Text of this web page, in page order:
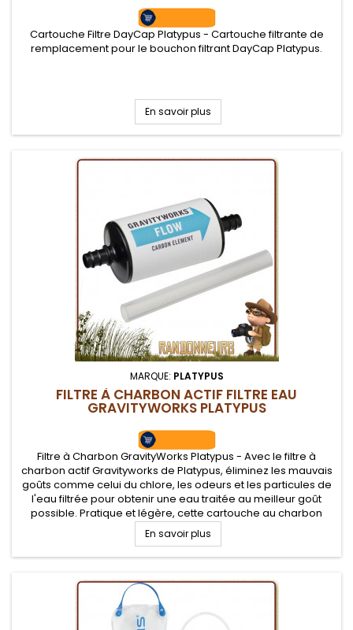
Cartouche Filtre DayCap Platypus - Cartouche filtrante de
remplacement pour le bouchon filtrant DayCap Platypus.
En savoir plus
MARQUE: PLATYPUS
FILTRE À CHARBON ACTIF FILTRE EAU
GRAVITYWORKS PLATYPUS
Filtre à Charbon GravityWorks Platypus - Avec le filtre à
charbon actif Gravityworks de Platypus, éliminez les mauvais
goûts comme celui du chlore, les odeurs et les particules de
l'eau filtrée pour obtenir une eau traitée au meilleur goût
possible. Pratique et légère, cette cartouche au charbon
actif est un plus pour vous permettre d'obtenir la meilleure...
En savoir plus